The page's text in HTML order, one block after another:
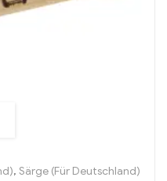
, Särge (Für Deutschland)